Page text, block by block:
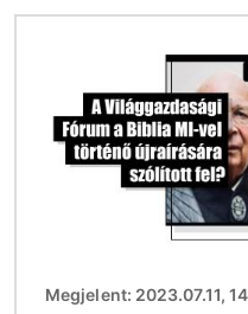
Megjelent: 2023.07.11,